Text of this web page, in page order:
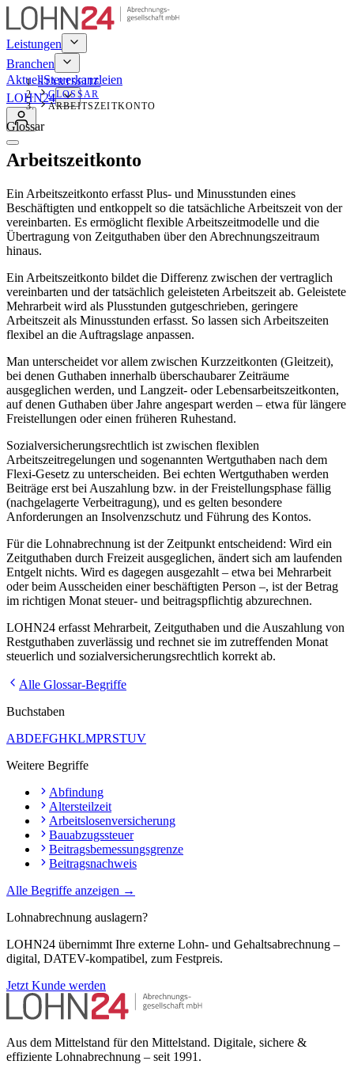
Leistungen
Branchen
AktuellSteuerkanzleien
LOHN24
STARTSEITE
GLOSSAR
ARBEITSZEITKONTO
Glossar
Arbeitszeitkonto
Ein Arbeitszeitkonto erfasst Plus- und Minusstunden eines
Beschäftigten und entkoppelt so die tatsächliche Arbeitszeit von der
vereinbarten. Es ermöglicht flexible Arbeitszeitmodelle und die
Übertragung von Zeitguthaben über den Abrechnungszeitraum
hinaus.
Ein Arbeitszeitkonto bildet die Differenz zwischen der vertraglich
vereinbarten und der tatsächlich geleisteten Arbeitszeit ab. Geleistete
Mehrarbeit wird als Plusstunden gutgeschrieben, geringere
Arbeitszeit als Minusstunden erfasst. So lassen sich Arbeitszeiten
flexibel an die Auftragslage anpassen.
Man unterscheidet vor allem zwischen Kurzzeitkonten (Gleitzeit),
bei denen Guthaben innerhalb überschaubarer Zeiträume
ausgeglichen werden, und Langzeit- oder Lebensarbeitszeitkonten,
auf denen Guthaben über Jahre angespart werden – etwa für längere
Freistellungen oder einen früheren Ruhestand.
Sozialversicherungsrechtlich ist zwischen flexiblen
Arbeitszeitregelungen und sogenannten Wertguthaben nach dem
Flexi-Gesetz zu unterscheiden. Bei echten Wertguthaben werden
Beiträge erst bei Auszahlung bzw. in der Freistellungsphase fällig
(nachgelagerte Verbeitragung), und es gelten besondere
Anforderungen an Insolvenzschutz und Führung des Kontos.
Für die Lohnabrechnung ist der Zeitpunkt entscheidend: Wird ein
Zeitguthaben durch Freizeit ausgeglichen, ändert sich am laufenden
Entgelt nichts. Wird es dagegen ausgezahlt – etwa bei Mehrarbeit
oder beim Ausscheiden einer beschäftigten Person –, ist der Betrag
im richtigen Monat steuer- und beitragspflichtig abzurechnen.
LOHN24 erfasst Mehrarbeit, Zeitguthaben und die Auszahlung von
Restguthaben zuverlässig und rechnet sie im zutreffenden Monat
steuerlich und sozialversicherungsrechtlich korrekt ab.
Alle Glossar-Begriffe
Buchstaben
ABDEFGHKLMPRSTUV
Weitere Begriffe
Abfindung
Altersteilzeit
Arbeitslosenversicherung
Bauabzugssteuer
Beitragsbemessungsgrenze
Beitragsnachweis
Alle Begriffe anzeigen →
Lohnabrechnung auslagern?
LOHN24 übernimmt Ihre externe Lohn- und Gehaltsabrechnung –
digital, DATEV-kompatibel, zum Festpreis.
Jetzt Kunde werden
Aus dem Mittelstand für den Mittelstand. Digitale, sichere &
effiziente Lohnabrechnung – seit 1991.